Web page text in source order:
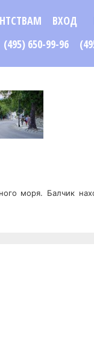
ВХОД
(495) 650-99-96
моря. Балчик